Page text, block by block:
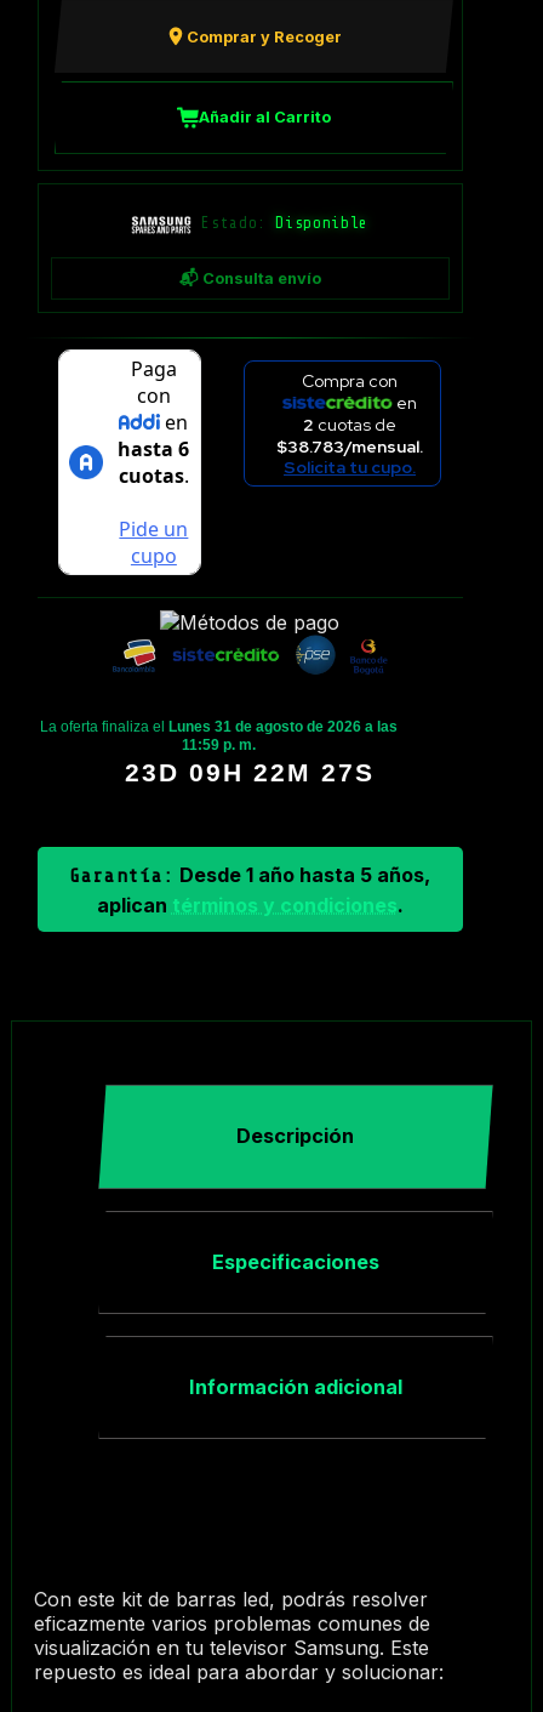
Comprar y Recoger
Añadir al Carrito
Estado: Disponible
📬 Consulta envío
Compra con
en
2 cuotas de
$38.783/mensual.
Solicita tu cupo.
La oferta finaliza el
Lunes 31 de agosto de 2026 a las
11:59 p. m.
23D 09H 22M 26S
Garantía: Desde 1 año hasta 5 años,
aplican términos y condiciones.
Descripción
Especificaciones
Información adicional
Con este kit de barras led, podrás resolver
eficazmente varios problemas comunes de
visualización en tu televisor Samsung. Este
repuesto es ideal para abordar y solucionar: